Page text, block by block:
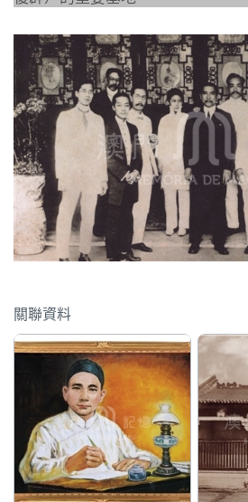
巴
士
教
堂
市
關聯資料